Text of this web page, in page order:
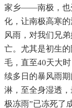
家乡——南极，也
化，让南极高寒
风雨，对我们兄
亡。尤其是初生
毛，直至40天大
续多日的暴风雨
淋，至全身湿透
极冻雨”已冻死了